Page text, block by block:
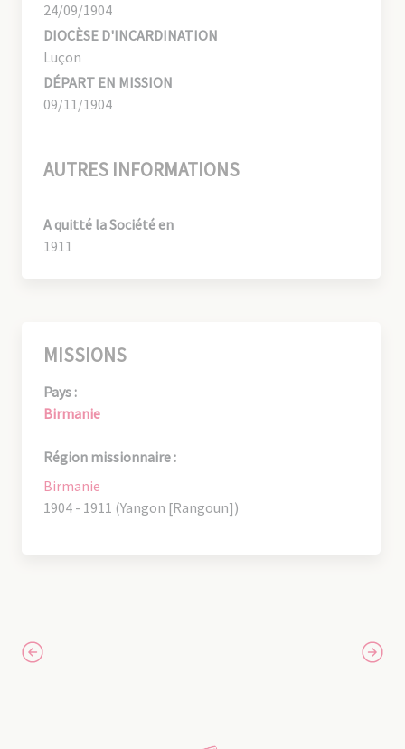
24/09/1904
DIOCÈSE D'INCARDINATION
Luçon
DÉPART EN MISSION
09/11/1904
AUTRES INFORMATIONS
A quitté la Société en
1911
MISSIONS
Pays :
Birmanie
Région missionnaire :
Birmanie
1904 - 1911 (Yangon [Rangoun])